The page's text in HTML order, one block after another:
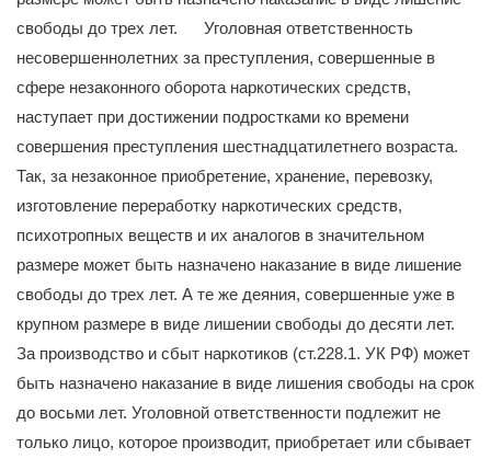
свободы до трех лет. Уголовная ответственность
несовершеннолетних за преступления, совершенные в
сфере незаконного оборота наркотических средств,
наступает при достижении подростками ко времени
совершения преступления шестнадцатилетнего возраста.
Так, за незаконное приобретение, хранение, перевозку,
изготовление переработку наркотических средств,
психотропных веществ и их аналогов в значительном
размере может быть назначено наказание в виде лишение
свободы до трех лет. А те же деяния, совершенные уже в
крупном размере в виде лишении свободы до десяти лет.
За производство и сбыт наркотиков (ст.228.1. УК РФ) может
быть назначено наказание в виде лишения свободы на срок
до восьми лет. Уголовной ответственности подлежит не
только лицо, которое производит, приобретает или сбывает